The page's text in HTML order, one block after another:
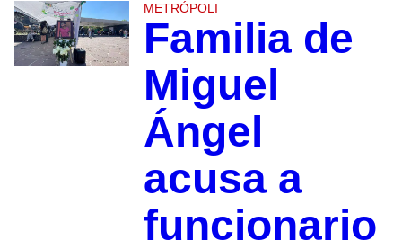
METRÓPOLI
Familia de
Miguel
Ángel
acusa a
funcionario